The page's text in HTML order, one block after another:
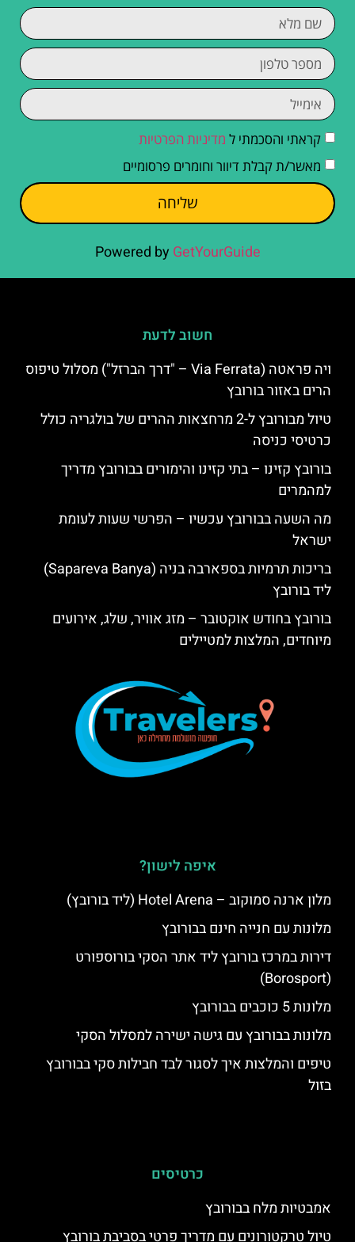
קראתי והסכמתי ל מדיניות הפרטיות
מאשר/ת קבלת דיוור וחומרים פרסומיים
שליחה
Powered by GetYourGuide
חשוב לדעת
ויה פראטה (Via Ferrata – "דרך הברזל") מסלול טיפוס
הרים באזור בורובץ
טיול מבורובץ ל-2 מרחצאות ההרים של בולגריה כולל
כרטיסי כניסה
בורובץ קזינו – בתי קזינו והימורים בבורובץ מדריך
למהמרים
מה השעה בבורובץ עכשיו – הפרשי שעות לעומת
ישראל
בריכות תרמיות בספארבה בניה (Sapareva Banya)
ליד בורובץ
בורובץ בחודש אוקטובר – מזג אוויר, שלג, אירועים
מיוחדים, המלצות למטיילים
איפה לישון?
מלון ארנה סמוקוב – Hotel Arena (ליד בורובץ)
מלונות עם חנייה חינם בבורובץ
דירות במרכז בורובץ ליד אתר הסקי בורוספורט
(Borosport)
מלונות 5 כוכבים בבורובץ
מלונות בבורובץ עם גישה ישירה למסלול הסקי
טיפים והמלצות איך לסגור לבד חבילות סקי בבורובץ
בזול
כרטיסים
אמבטיות מלח בבורובץ
טיול טרקטורונים עם מדריך פרטי בסביבת בורובץ